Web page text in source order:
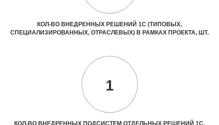
КОЛ-ВО ВНЕДРЕННЫХ РЕШЕНИЙ 1С (ТИПОВЫХ,
СПЕЦИАЛИЗИРОВАННЫХ, ОТРАСЛЕВЫХ) В РАМКАХ ПРОЕКТА, ШТ.
1
КОЛ-ВО ВНЕДРЕННЫХ ПОДСИСТЕМ ОТДЕЛЬНЫХ РЕШЕНИЙ 1С,